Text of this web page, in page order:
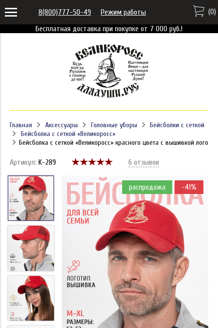
Бесплатная доставка при покупке от 7 000 руб.!
8(800)777-50-49 Режим работы (0)
Главная Аксессуары Головные уборы
Бейсболки с сеткой
Бейсболка с сеткой «Великоросс»
Бейсболка с сеткой «Великоросс» красного цвета с вышивкой лого
Артикул: K-289 6 отзывов
распродажа -41%